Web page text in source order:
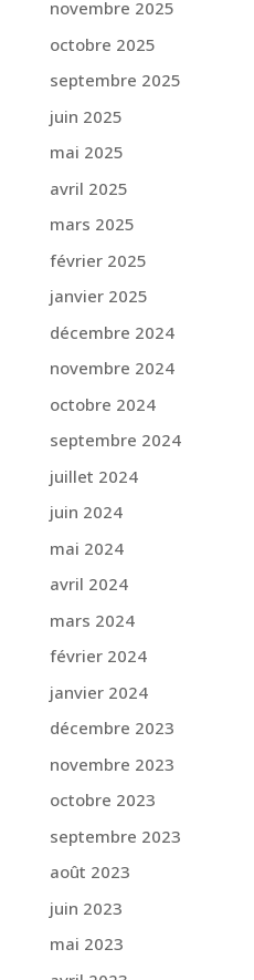
novembre 2025
octobre 2025
septembre 2025
juin 2025
mai 2025
avril 2025
mars 2025
février 2025
janvier 2025
décembre 2024
novembre 2024
octobre 2024
septembre 2024
juillet 2024
juin 2024
mai 2024
avril 2024
mars 2024
février 2024
janvier 2024
décembre 2023
novembre 2023
octobre 2023
septembre 2023
août 2023
juin 2023
mai 2023